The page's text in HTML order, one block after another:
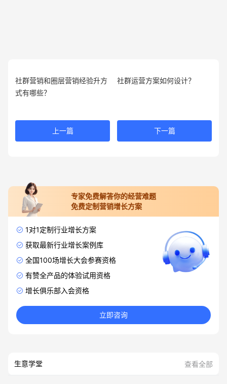
社群营销和圈层营销经验升方
式有哪些？
上一篇
社群运营方案如何设计？
下一篇
专家免费解答你的经营难题
免费定制营销增长方案
1对1定制行业增长方案
获取最新行业增长案例库
全国100场增长大会参赛资格
有赞全产品的体验试用资格
增长俱乐部入会资格
立即咨询
生意学堂 查看全部